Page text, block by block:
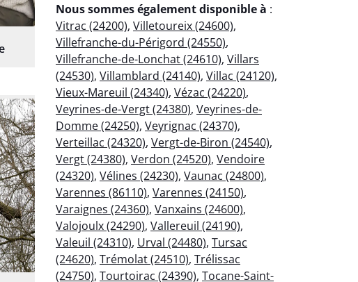
Nous sommes également disponible à :
Vitrac (24200), Villetoureix (24600),
Villefranche-du-Périgord (24550),
Villefranche-de-Lonchat (24610), Villars
(24530), Villamblard (24140), Villac (24120),
Vieux-Mareuil (24340), Vézac (24220),
Veyrines-de-Vergt (24380), Veyrines-de-
Domme (24250), Veyrignac (24370),
Verteillac (24320), Vergt-de-Biron (24540),
Vergt (24380), Verdon (24520), Vendoire
(24320), Vélines (24230), Vaunac (24800),
Varennes (86110), Varennes (24150),
Varaignes (24360), Vanxains (24600),
Valojoulx (24290), Vallereuil (24190),
Valeuil (24310), Urval (24480), Tursac
(24620), Trémolat (24510), Trélissac
(24750), Tourtoirac (24390), Tocane-Saint-